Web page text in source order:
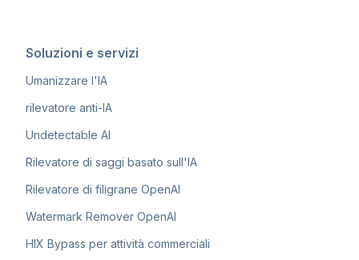
Soluzioni e servizi
Umanizzare l'IA
rilevatore anti-IA
Undetectable AI
Rilevatore di saggi basato sull'IA
Rilevatore di filigrane OpenAI
Watermark Remover OpenAI
HIX Bypass per attività commerciali